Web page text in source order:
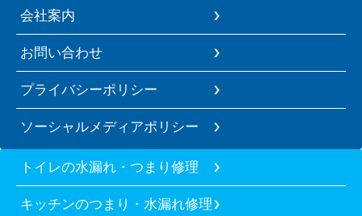
会社案内
お問い合わせ
プライバシーポリシー
ソーシャルメディアポリシー
トイレの水漏れ・つまり修理
キッチンのつまり・水漏れ修理